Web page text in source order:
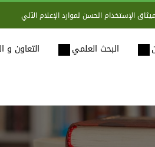
ميثاق الإستخدام الحسن لموارد الإعلام الآلي
البحث العلمي التعاون و